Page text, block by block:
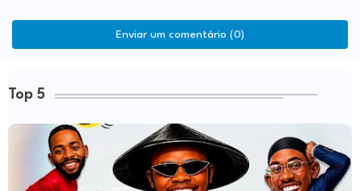
Enviar um comentário (0)
Top 5